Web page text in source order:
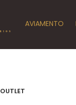
AVIAMENTO
OUTLET